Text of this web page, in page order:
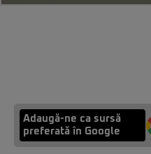
Adaugă-ne ca sursă
preferată în Google